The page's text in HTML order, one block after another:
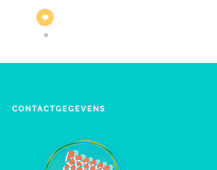
0
CONTACTGEGEVENS